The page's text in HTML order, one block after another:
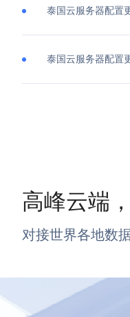
泰国云服务器配置
泰国云服务器配置
高峰云端
对接世界各地数